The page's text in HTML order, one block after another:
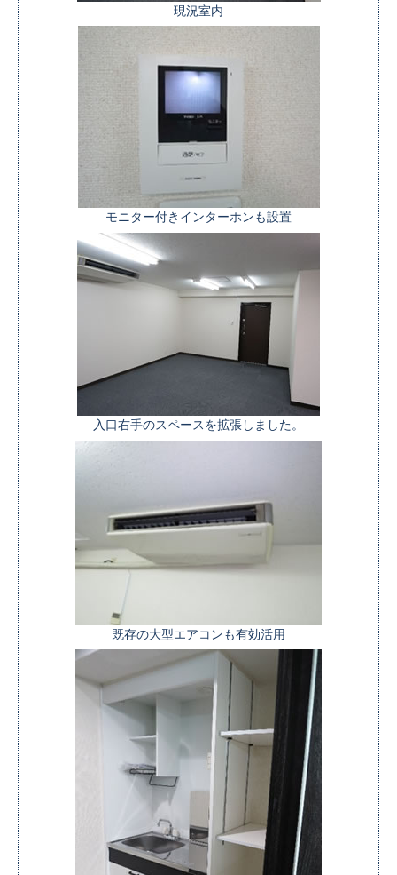
現況室内
モニター付きインターホンも設置
入口右手のスペースを拡張しました。
既存の大型エアコンも有効活用